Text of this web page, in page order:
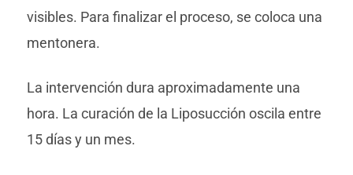
visibles. Para finalizar el proceso, se coloca una
mentonera.
La intervención dura aproximadamente una
hora. La curación de la Liposucción oscila entre
15 días y un mes.